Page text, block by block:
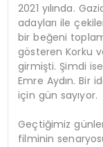
2021 yılında.
adayları ile
bir beğeni
gösteren Korku
girmişti. Şimdi
Emre Aydın. Bir
için gün sayıyor.
Geçtiğimiz
filminin